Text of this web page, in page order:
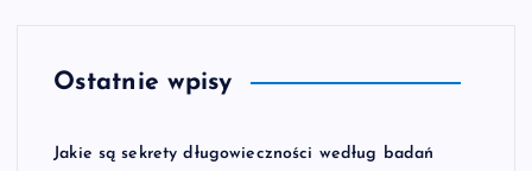
Ostatnie wpisy
Jakie są sekrety długowieczności według badań